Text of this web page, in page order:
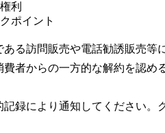
利
ポイント
る訪問販売や電話勧誘販売等
者からの一方的な解約を認め
録により通知してください